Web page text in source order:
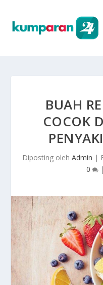
BUAH
COCOK
Diposting oleh Admin |
0
|